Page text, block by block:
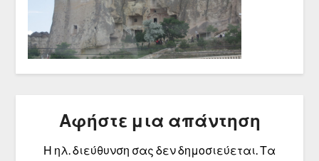
Αφήστε μια απάντηση
Η ηλ. διεύθυνση σας δεν δημοσιεύεται.Τα